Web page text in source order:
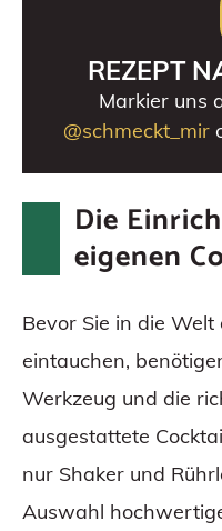
REZEPT
Markier uns
@schmeckt_mir
Die
eigenen
Bevor Sie in die
eintauchen,
Werkzeug und die
ausgestattete
nur Shaker und
Auswahl